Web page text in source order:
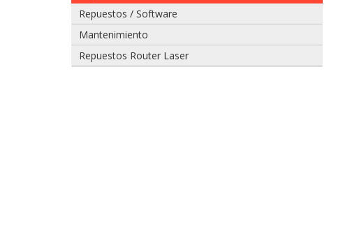
Repuestos / Software
Mantenimiento
Repuestos Router Laser